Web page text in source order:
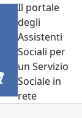
Il portale
degli
Assistenti
Sociali per
un Servizio
Sociale in
rete